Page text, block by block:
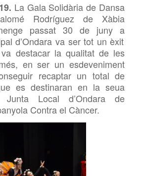
La Gala Solidària de Dansa
Rodríguez de Xàbia
passat 30 de juny a
d’Ondara va ser tot un èxit
destacar la qualitat de les
en ser un esdeveniment
recaptar un total de
es destinaran en la seua
Local d’Ondara de
Contra el Càncer.